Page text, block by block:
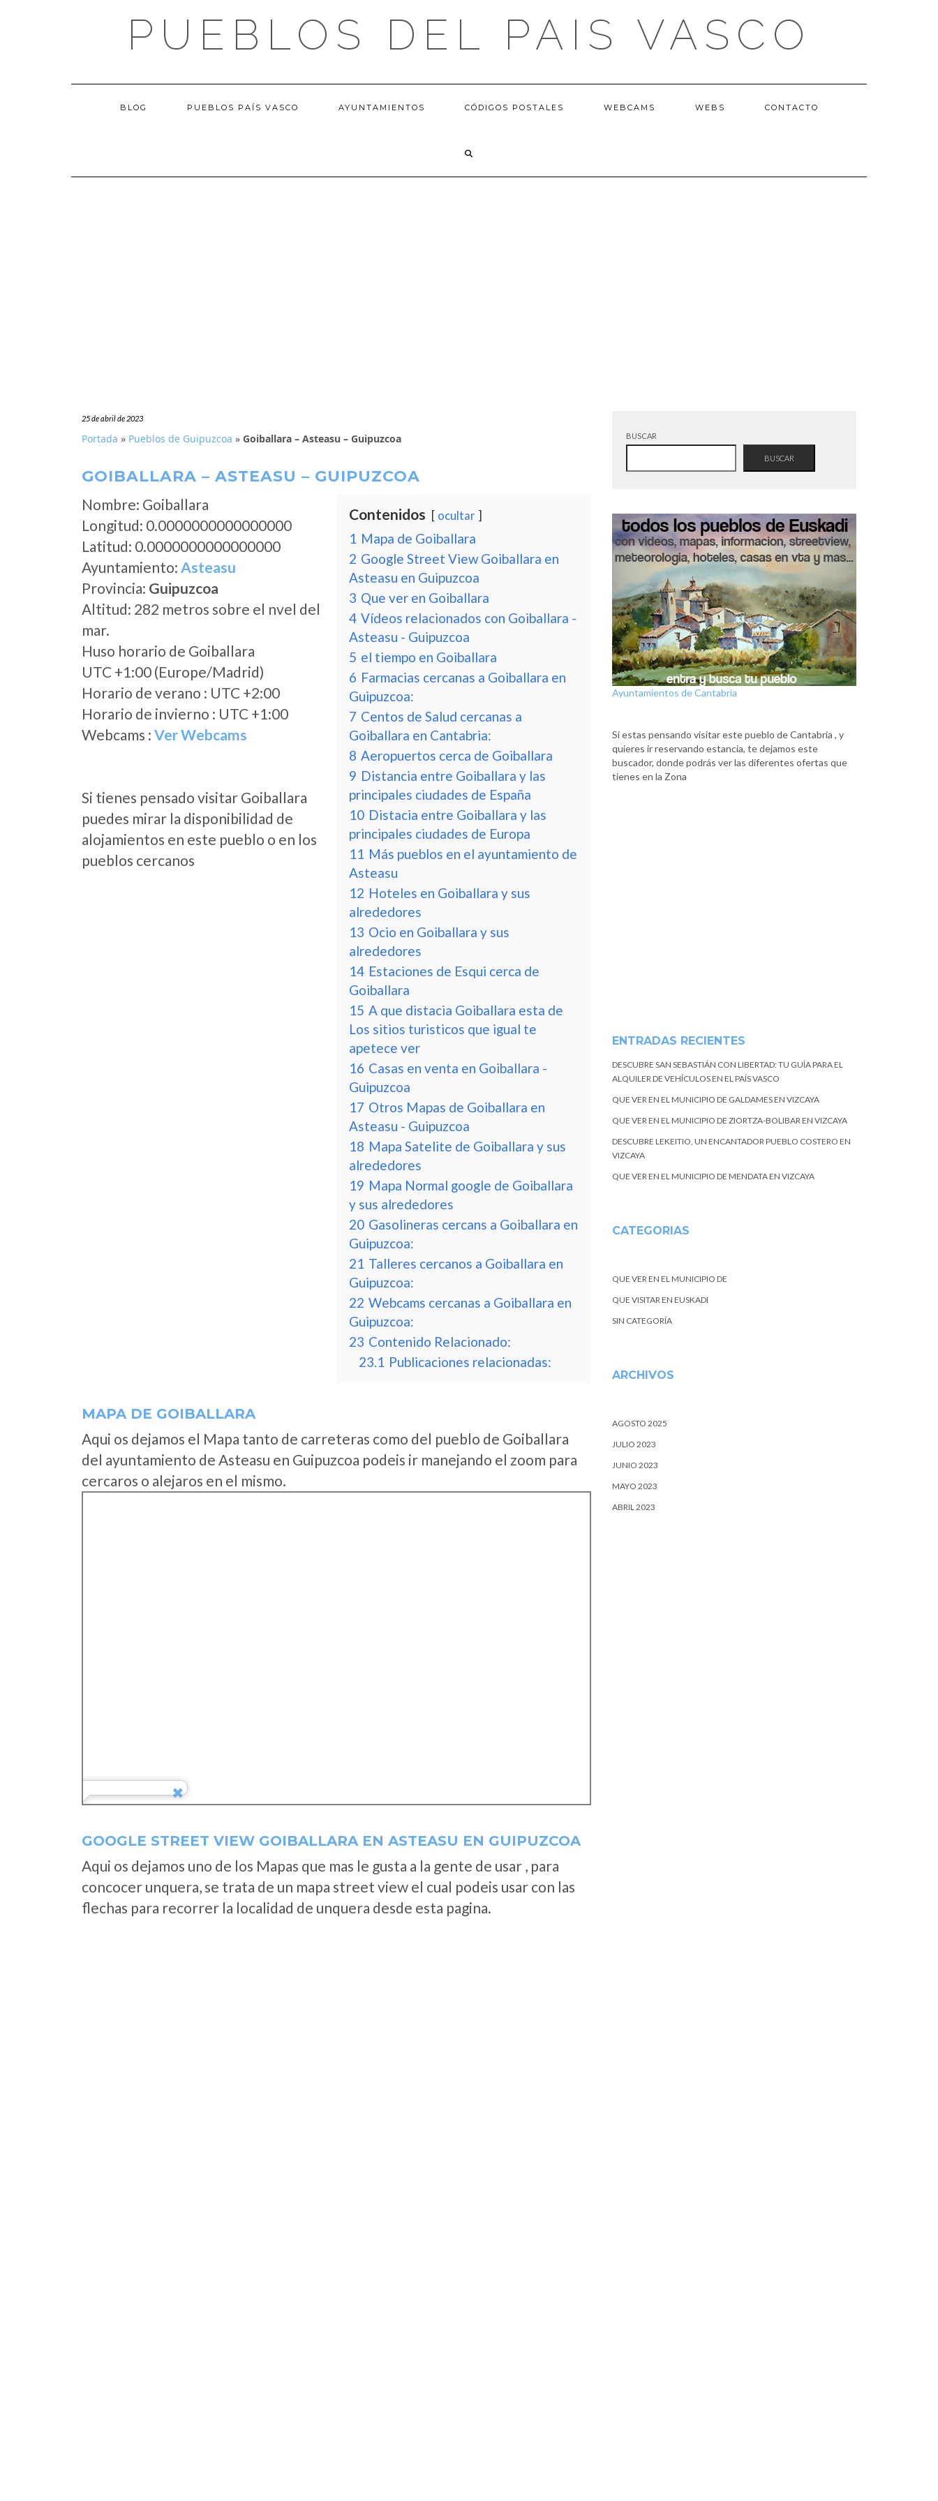
PUEBLOS DEL PAIS VASCO
BLOG PUEBLOS PAÍS VASCO AYUNTAMIENTOS CÓDIGOS POSTALES WEBCAMS WEBS CONTACTO
25 de abril de 2023
Portada » Pueblos de Guipuzcoa » Goiballara – Asteasu – Guipuzcoa
GOIBALLARA – ASTEASU – GUIPUZCOA
Nombre: Goiballara
Longitud: 0.0000000000000000
Latitud: 0.0000000000000000
Ayuntamiento: Asteasu
Provincia: Guipuzcoa
Altitud: 282 metros sobre el nvel del
mar.
Huso horario de Goiballara
UTC +1:00 (Europe/Madrid)
Horario de verano : UTC +2:00
Horario de invierno : UTC +1:00
Webcams : Ver Webcams
Si tienes pensado visitar Goiballara
puedes mirar la disponibilidad de
alojamientos en este pueblo o en los
pueblos cercanos
Contenidos ocultar
1 Mapa de Goiballara
2 Google Street View Goiballara en
Asteasu en Guipuzcoa
3 Que ver en Goiballara
4 Vídeos relacionados con Goiballara -
Asteasu - Guipuzcoa
5 el tiempo en Goiballara
6 Farmacias cercanas a Goiballara en
Guipuzcoa:
7 Centos de Salud cercanas a
Goiballara en Cantabria:
8 Aeropuertos cerca de Goiballara
9 Distancia entre Goiballara y las
principales ciudades de España
10 Distacia entre Goiballara y las
principales ciudades de Europa
11 Más pueblos en el ayuntamiento de
Asteasu
12 Hoteles en Goiballara y sus
alrededores
13 Ocio en Goiballara y sus
alrededores
14 Estaciones de Esqui cerca de
Goiballara
15 A que distacia Goiballara esta de
Los sitios turisticos que igual te
apetece ver
16 Casas en venta en Goiballara -
Guipuzcoa
17 Otros Mapas de Goiballara en
Asteasu - Guipuzcoa
18 Mapa Satelite de Goiballara y sus
alrededores
19 Mapa Normal google de Goiballara
y sus alrededores
20 Gasolineras cercans a Goiballara en
Guipuzcoa:
21 Talleres cercanos a Goiballara en
Guipuzcoa:
22 Webcams cercanas a Goiballara en
Guipuzcoa:
23 Contenido Relacionado:
23.1 Publicaciones relacionadas:
MAPA DE GOIBALLARA
Aqui os dejamos el Mapa tanto de carreteras como del pueblo de Goiballara
del ayuntamiento de Asteasu en Guipuzcoa podeis ir manejando el zoom para
cercaros o alejaros en el mismo.
GOOGLE STREET VIEW GOIBALLARA EN ASTEASU EN GUIPUZCOA
Aqui os dejamos uno de los Mapas que mas le gusta a la gente de usar , para
concocer unquera, se trata de un mapa street view el cual podeis usar con las
flechas para recorrer la localidad de unquera desde esta pagina.
BUSCAR
BUSCAR
Ayuntamientos de Cantabria
Si estas pensando visitar este pueblo de Cantabria , y
quieres ir reservando estancia, te dejamos este
buscador, donde podrás ver las diferentes ofertas que
tienes en la Zona
ENTRADAS RECIENTES
DESCUBRE SAN SEBASTIÁN CON LIBERTAD: TU GUÍA PARA EL
ALQUILER DE VEHÍCULOS EN EL PAÍS VASCO
QUE VER EN EL MUNICIPIO DE GALDAMES EN VIZCAYA
QUE VER EN EL MUNICIPIO DE ZIORTZA-BOLIBAR EN VIZCAYA
DESCUBRE LEKEITIO, UN ENCANTADOR PUEBLO COSTERO EN
VIZCAYA
QUE VER EN EL MUNICIPIO DE MENDATA EN VIZCAYA
CATEGORIAS
QUE VER EN EL MUNICIPIO DE
QUE VISITAR EN EUSKADI
SIN CATEGORÍA
ARCHIVOS
AGOSTO 2025
JULIO 2023
JUNIO 2023
MAYO 2023
ABRIL 2023